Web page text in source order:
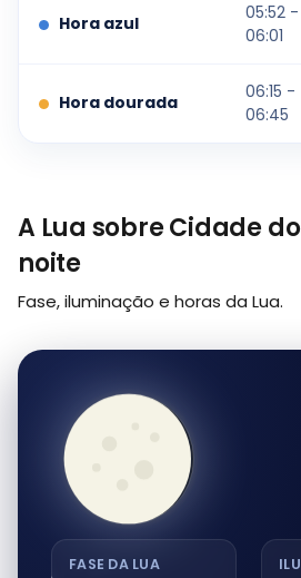
Hora azul
05:52 -
06:01
Hora dourada
06:15 -
06:45
A Lua sobre Cidade
noite
Fase, iluminação e horas da Lua.
FASE DA LUA